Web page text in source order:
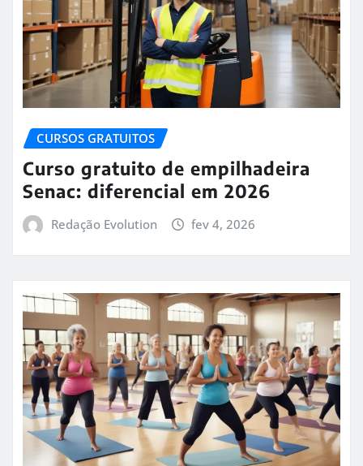
CURSOS GRATUITOS
Curso gratuito de empilhadeira
Senac: diferencial em 2026
Redação Evolution fev 4, 2026